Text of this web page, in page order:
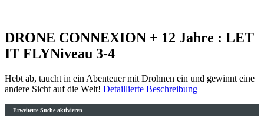
DRONE CONNEXION + 12 Jahre : LET
IT FLYNiveau 3-4
Hebt ab, taucht in ein Abenteuer mit Drohnen ein und gewinnt eine
andere Sicht auf die Welt! Detaillierte Beschreibung
Erweiterte Suche aktivieren